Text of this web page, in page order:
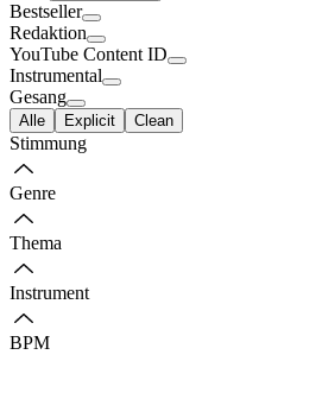
Bestseller
Redaktion
YouTube Content ID
Instrumental
Gesang
Alle Explicit Clean
Stimmung
Genre
Thema
Instrument
BPM